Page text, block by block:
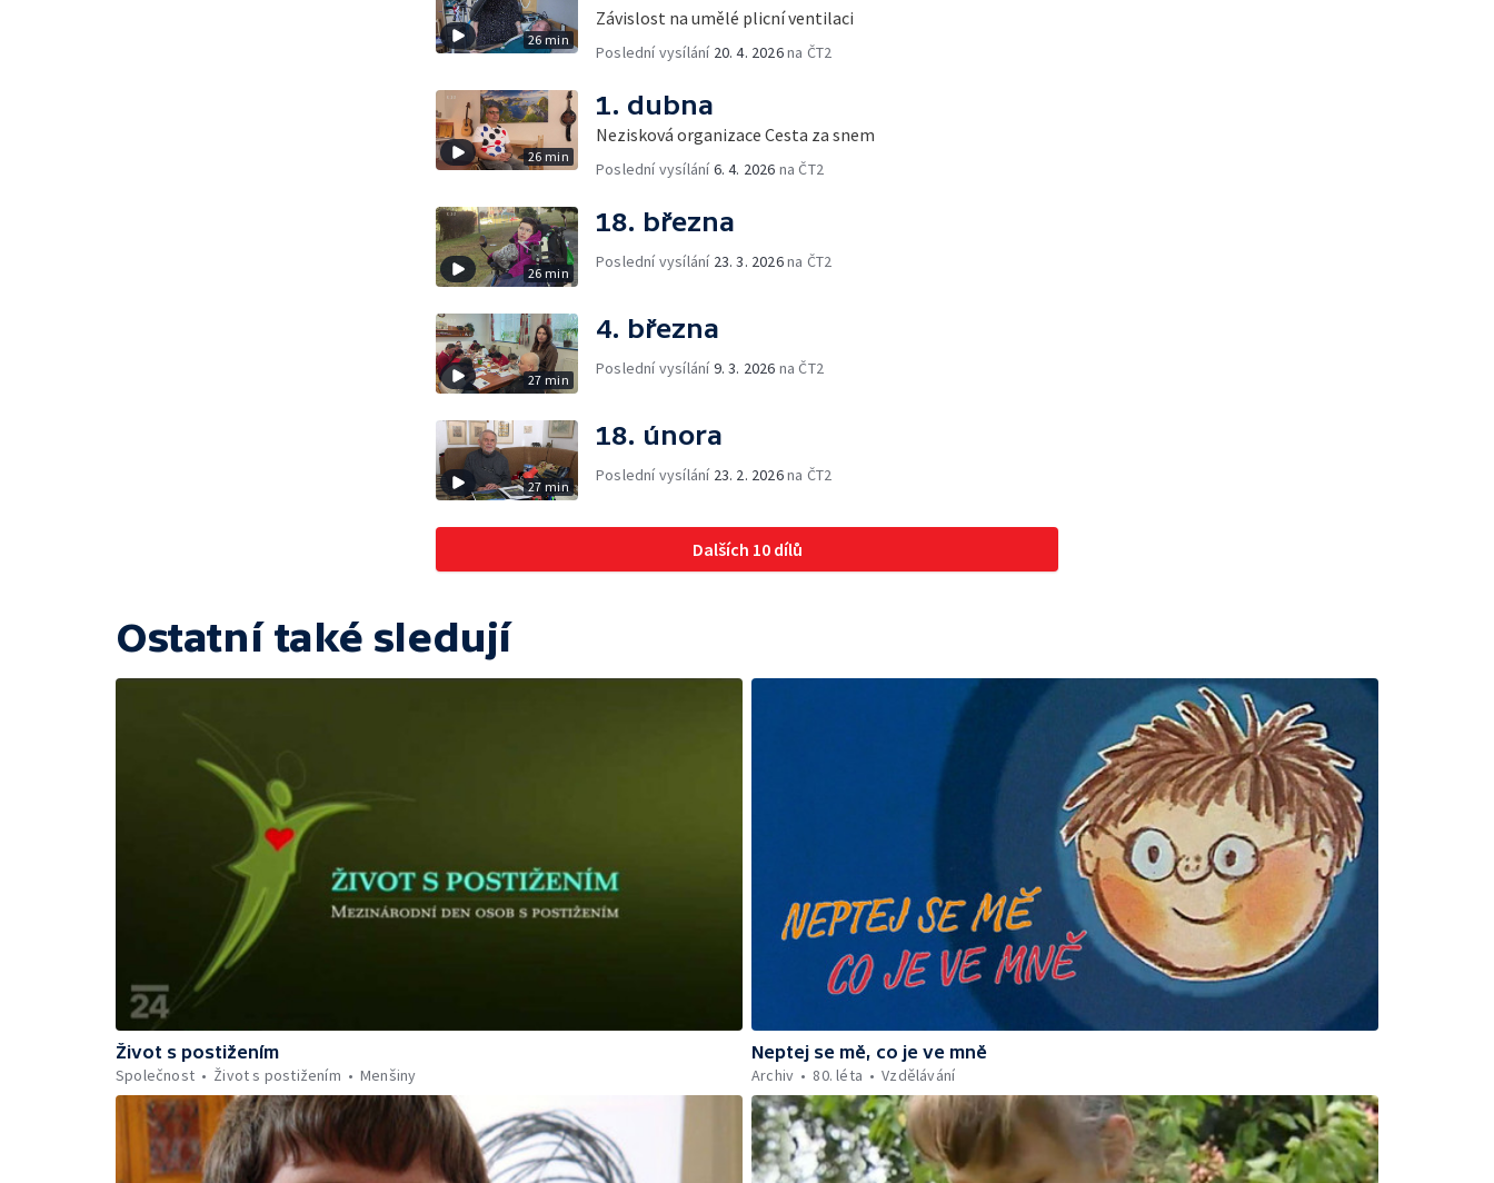
26 min
Závislost na umělé plicní ventilaci
Poslední vysílání 20. 4. 2026na ČT2
26 min
1. dubna
Nezisková organizace Cesta za snem
Poslední vysílání6. 4. 2026 na ČT2
26 min
18. března
Poslední vysílání 23. 3. 2026na ČT2
27 min
4. března
Poslední vysílání9. 3. 2026 na ČT2
27 min
18. února
Poslední vysílání 23. 2. 2026na ČT2
Dalších 10 dílů
Ostatní také sledují
Život s postižením
Společnost
Život s postižením Menšiny
Neptej se mě, co je ve mně
Archiv
80. léta Vzdělávání